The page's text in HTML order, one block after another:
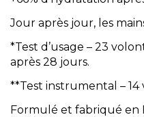
Jour après jour, les
*Test d’usage – 23
après 28 jours.
**Test instrumental – 14
Formulé et fabriqué en